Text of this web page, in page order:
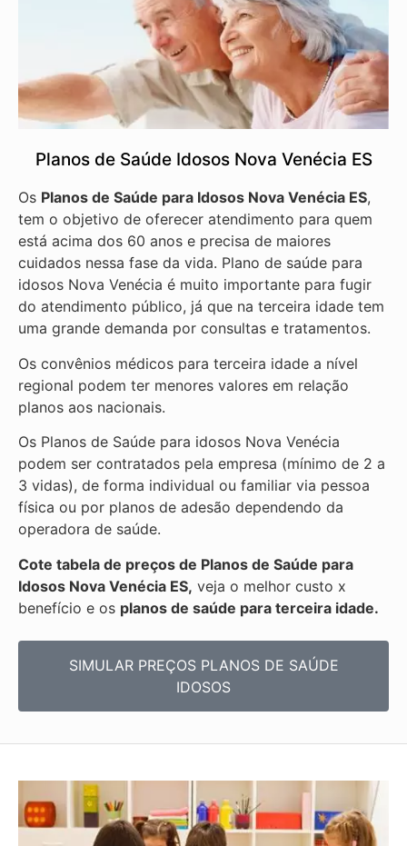
Planos de Saúde Idosos Nova Venécia ES
Os Planos de Saúde para Idosos Nova Venécia ES,
tem o objetivo de oferecer atendimento para quem
está acima dos 60 anos e precisa de maiores
cuidados nessa fase da vida. Plano de saúde para
idosos Nova Venécia é muito importante para fugir
do atendimento público, já que na terceira idade tem
uma grande demanda por consultas e tratamentos.
Os convênios médicos para terceira idade a nível
regional podem ter menores valores em relação
planos aos nacionais.
Os Planos de Saúde para idosos Nova Venécia
podem ser contratados pela empresa (mínimo de 2 a
3 vidas), de forma individual ou familiar via pessoa
física ou por planos de adesão dependendo da
operadora de saúde.
Cote tabela de preços de Planos de Saúde para
Idosos Nova Venécia ES, veja o melhor custo x
benefício e os planos de saúde para terceira idade.
SIMULAR PREÇOS PLANOS DE SAÚDE
IDOSOS